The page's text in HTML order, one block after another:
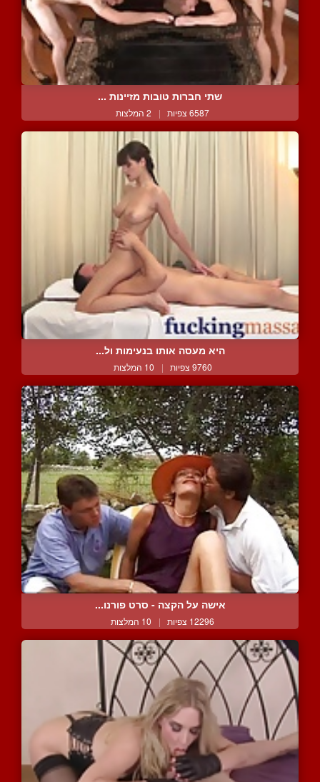
שתי חברות טובות מזיינות ...
6587 צפיות | 2 המלצות
היא מעסה אותו בנעימות ול...
9760 צפיות | 10 המלצות
אישה על הקצה - סרט פורנו...
12296 צפיות | 10 המלצות